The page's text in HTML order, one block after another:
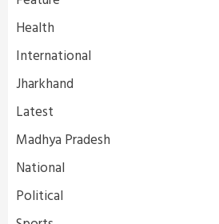
Health
International
Jharkhand
Latest
Madhya Pradesh
National
Political